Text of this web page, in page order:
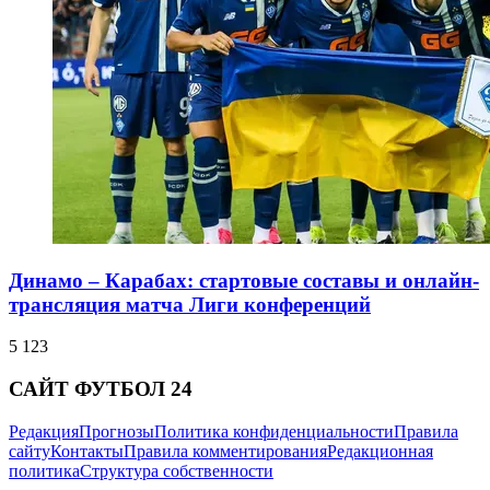
Динамо – Карабах: стартовые составы и онлайн-
трансляция матча Лиги конференций
5 123
САЙТ ФУТБОЛ 24
РедакцияПрогнозыПолитика конфиденциальностиПравила
сайтуКонтактыПравила комментированияРедакционная
политикаСтруктура собственности